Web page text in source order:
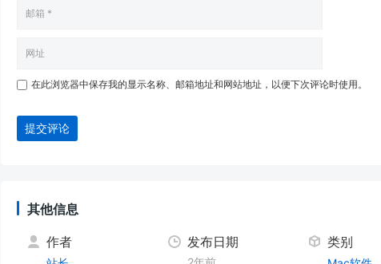
在此浏览器中保存我的显示名称、邮箱地址和网站地址，以便下次评论时使用。
提交评论
其他信息
作者 发布日期 类别